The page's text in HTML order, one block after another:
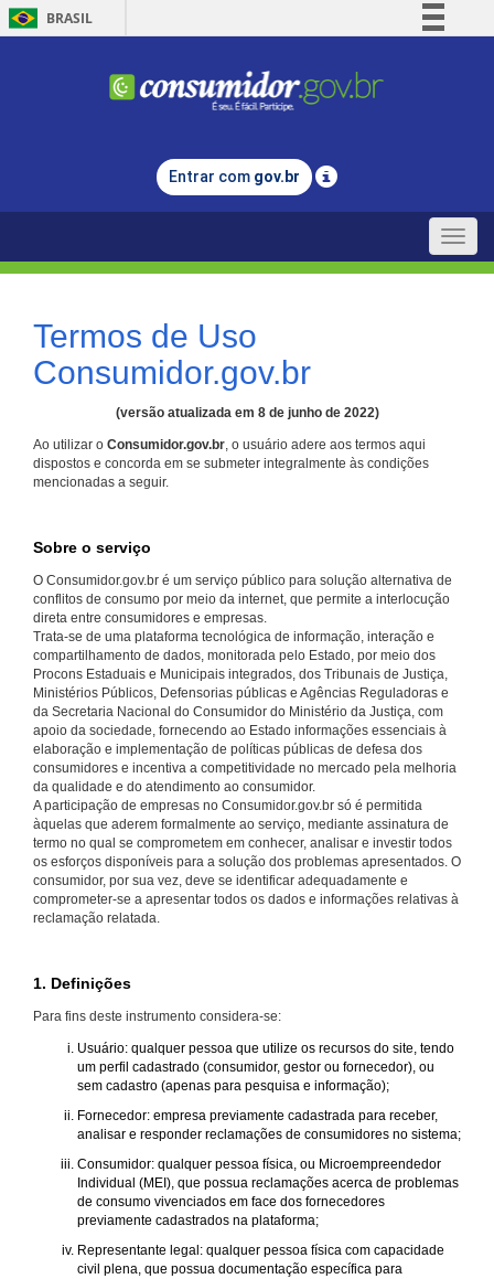
BRASIL
Comunica BR
Legislação
Entrar com gov.br
Toggle
Termos de Uso
Consumidor.gov.br
(versão atualizada em 8 de junho de 2022)
Ao utilizar o Consumidor.gov.br, o usuário adere aos termos aqui
dispostos e concorda em se submeter integralmente às condições
mencionadas a seguir.
Sobre o serviço
O Consumidor.gov.br é um serviço público para solução alternativa de
conflitos de consumo por meio da internet, que permite a interlocução
direta entre consumidores e empresas.
Trata-se de uma plataforma tecnológica de informação, interação e
compartilhamento de dados, monitorada pelo Estado, por meio dos
Procons Estaduais e Municipais integrados, dos Tribunais de Justiça,
Ministérios Públicos, Defensorias públicas e Agências Reguladoras e
da Secretaria Nacional do Consumidor do Ministério da Justiça, com
apoio da sociedade, fornecendo ao Estado informações essenciais à
elaboração e implementação de políticas públicas de defesa dos
consumidores e incentiva a competitividade no mercado pela melhoria
da qualidade e do atendimento ao consumidor.
A participação de empresas no Consumidor.gov.br só é permitida
àquelas que aderem formalmente ao serviço, mediante assinatura de
termo no qual se comprometem em conhecer, analisar e investir todos
os esforços disponíveis para a solução dos problemas apresentados. O
consumidor, por sua vez, deve se identificar adequadamente e
comprometer-se a apresentar todos os dados e informações relativas à
reclamação relatada.
1. Definições
Para fins deste instrumento considera-se:
Usuário: qualquer pessoa que utilize os recursos do site, tendo
um perfil cadastrado (consumidor, gestor ou fornecedor), ou
sem cadastro (apenas para pesquisa e informação);
Fornecedor: empresa previamente cadastrada para receber,
analisar e responder reclamações de consumidores no sistema;
Consumidor: qualquer pessoa física, ou Microempreendedor
Individual (MEI), que possua reclamações acerca de problemas
de consumo vivenciados em face dos fornecedores
previamente cadastrados na plataforma;
Representante legal: qualquer pessoa física com capacidade
civil plena, que possua documentação específica para